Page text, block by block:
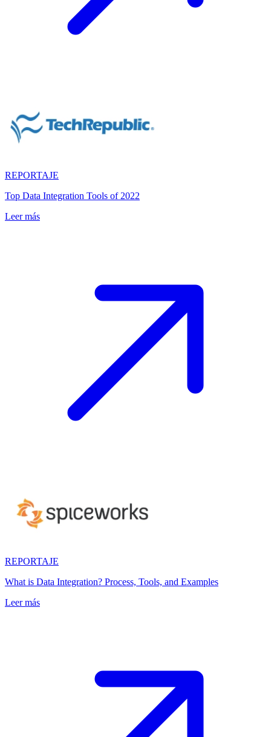
REPORTAJE
Top Data Integration Tools of 2022
Leer más
REPORTAJE
What is Data Integration? Process, Tools, and Examples
Leer más